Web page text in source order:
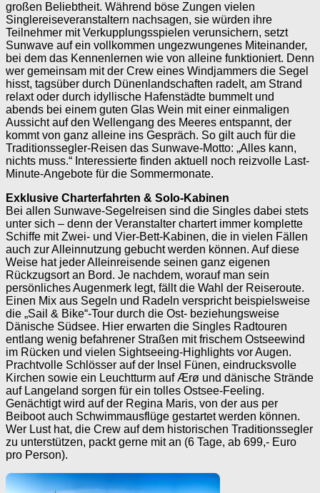
großen Beliebtheit. Während böse Zungen vielen
Singlereiseveranstaltern nachsagen, sie würden ihre
Teilnehmer mit Verkupplungsspielen verunsichern, setzt
Sunwave auf ein vollkommen ungezwungenes Miteinander,
bei dem das Kennenlernen wie von alleine funktioniert. Denn
wer gemeinsam mit der Crew eines Windjammers die Segel
hisst, tagsüber durch Dünenlandschaften radelt, am Strand
relaxt oder durch idyllische Hafenstädte bummelt und
abends bei einem guten Glas Wein mit einer einmaligen
Aussicht auf den Wellengang des Meeres entspannt, der
kommt von ganz alleine ins Gespräch. So gilt auch für die
Traditionssegler-Reisen das Sunwave-Motto: „Alles kann,
nichts muss.“ Interessierte finden aktuell noch reizvolle Last-
Minute-Angebote für die Sommermonate.
Exklusive Charterfahrten & Solo-Kabinen
Bei allen Sunwave-Segelreisen sind die Singles dabei stets
unter sich – denn der Veranstalter chartert immer komplette
Schiffe mit Zwei- und Vier-Bett-Kabinen, die in vielen Fällen
auch zur Alleinnutzung gebucht werden können. Auf diese
Weise hat jeder Alleinreisende seinen ganz eigenen
Rückzugsort an Bord. Je nachdem, worauf man sein
persönliches Augenmerk legt, fällt die Wahl der Reiseroute.
Einen Mix aus Segeln und Radeln verspricht beispielsweise
die „Sail & Bike“-Tour durch die Ost- beziehungsweise
Dänische Südsee. Hier erwarten die Singles Radtouren
entlang wenig befahrener Straßen mit frischem Ostseewind
im Rücken und vielen Sightseeing-Highlights vor Augen.
Prachtvolle Schlösser auf der Insel Fünen, eindrucksvolle
Kirchen sowie ein Leuchtturm auf Ærø und dänische Strände
auf Langeland sorgen für ein tolles Ostsee-Feeling.
Genächtigt wird auf der Regina Maris, von der aus per
Beiboot auch Schwimmausflüge gestartet werden können.
Wer Lust hat, die Crew auf dem historischen Traditionssegler
zu unterstützen, packt gerne mit an (6 Tage, ab 699,- Euro
pro Person).